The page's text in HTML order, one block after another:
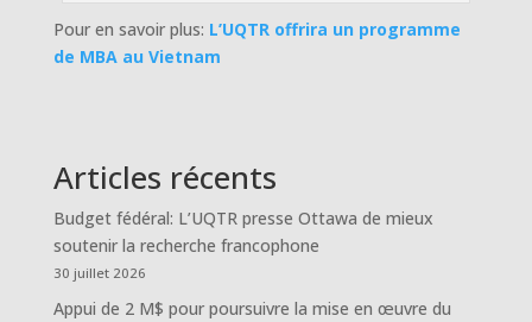
Pour en savoir plus: L’UQTR offrira un programme
de MBA au Vietnam
Articles récents
Budget fédéral: L’UQTR presse Ottawa de mieux
soutenir la recherche francophone
30 juillet 2026
Appui de 2 M$ pour poursuivre la mise en œuvre du